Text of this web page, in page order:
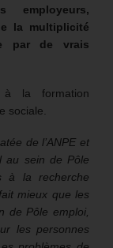
employeurs,
la multiplicité
par de vrais
la formation
sociale.
de l’ANPE et
au sein de Pôle
à la recherche
mieux que les
de Pôle emploi,
les personnes